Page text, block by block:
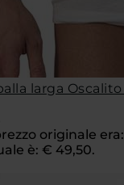
larga
originale
è: € 49,50.